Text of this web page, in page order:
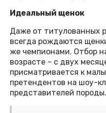
Идеальный щенок
Даже от титулованных
всегда рождаются
же чемпионами. Отбор
возрасте – с двух
присматривается к
претендентов на шоу-
представителей породы.